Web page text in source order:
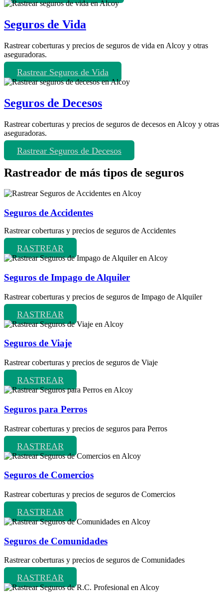
Seguros de Vida
Rastrear coberturas y precios de seguros de vida en Alcoy y otras
aseguradoras.
Rastrear Seguros de Vida
Seguros de Decesos
Rastrear coberturas y precios de seguros de decesos en Alcoy y otras
aseguradoras.
Rastrear Seguros de Decesos
Rastreador de más tipos de seguros
Seguros de Accidentes
Rastrear coberturas y precios de seguros de Accidentes
RASTREAR
Seguros de Impago de Alquiler
Rastrear coberturas y precios de seguros de Impago de Alquiler
RASTREAR
Seguros de Viaje
Rastrear coberturas y precios de seguros de Viaje
RASTREAR
Seguros para Perros
Rastrear coberturas y precios de seguros para Perros
RASTREAR
Seguros de Comercios
Rastrear coberturas y precios de seguros de Comercios
RASTREAR
Seguros de Comunidades
Rastrear coberturas y precios de seguros de Comunidades
RASTREAR